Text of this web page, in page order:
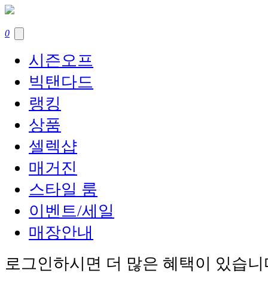
0
시즌오프
빅탠다드
랭킹
상품
셀렉샵
매거진
스타일 룸
이벤트/세일
매장안내
로그인하시면 더 많은 혜택이 있습니